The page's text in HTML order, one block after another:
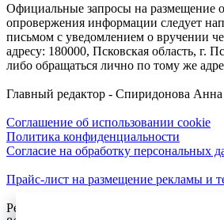
Официальные запросы на размещение
опровержения информации следует
письмом с уведомлением о вручении
адресу: 180000, Псковская область, г.
либо обращаться лично по тому же
Главный редактор - Спиридонова
Соглашение об использовании cookie
Политика конфиденциальности
Согласие на обработку персональных
Прайс-лист на размещение рекламы и
Реклама на сайте